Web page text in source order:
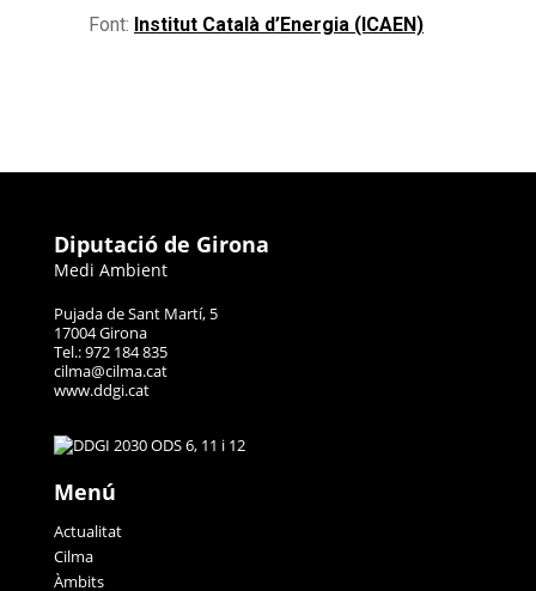
Font: Institut Català d’Energia (ICAEN)
Diputació de Girona
Medi Ambient
Pujada de Sant Martí, 5
17004 Girona
Tel.: 972 184 835
cilma@cilma.cat
www.ddgi.cat
Menú
Actualitat
Cilma
Àmbits